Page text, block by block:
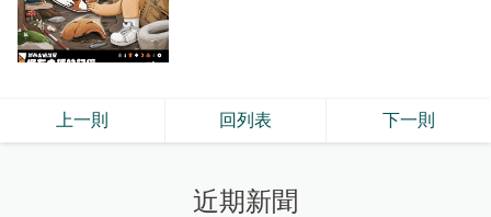
上一則 回列表 下一則
近期新聞